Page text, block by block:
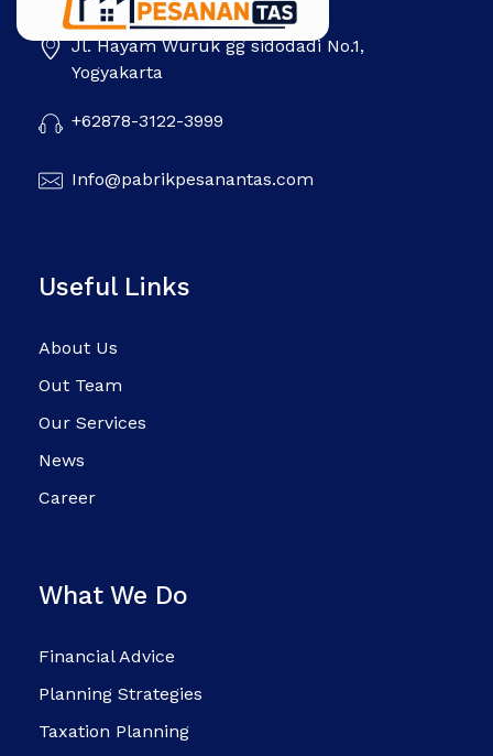
Pabrik Pesanan Tas Jl. Hayam Wuruk gg sidodadi No.1,
Yogyakarta
+62878-3122-3999
Info@pabrikpesanantas.com
Useful Links
About Us
Out Team
Our Services
News
Career
What We Do
Financial Advice
Planning Strategies
Taxation Planning